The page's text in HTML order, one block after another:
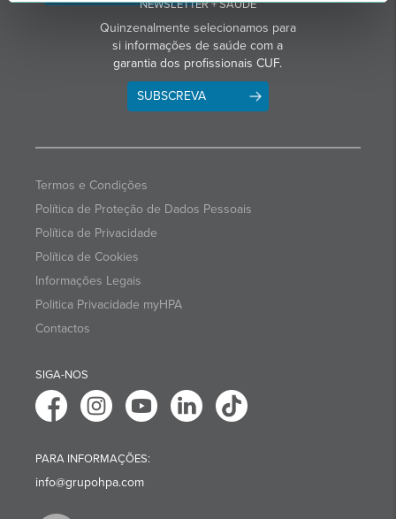
NEWSLETTER + SAÚDE
Quinzenalmente selecionamos para
si informações de saúde com a
garantia dos profissionais CUF.
SUBSCREVA
Termos e Condições
Política de Proteção de Dados Pessoais
Política de Privacidade
Política de Cookies
Informações Legais
Politica Privacidade myHPA
Contactos
SIGA-NOS
PARA INFORMAÇÕES:
info@grupohpa.com